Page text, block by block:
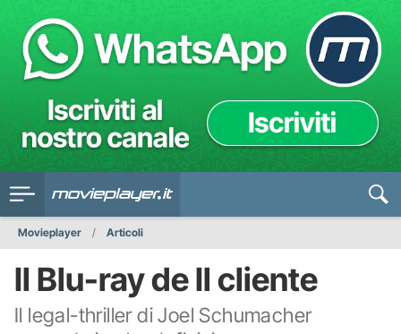
Movieplayer Articoli
Il Blu-ray de Il cliente
Il legal-thriller di Joel Schumacher